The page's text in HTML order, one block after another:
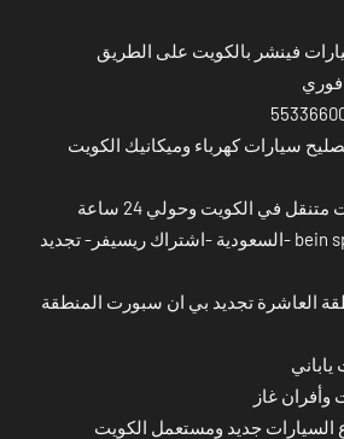
فينشر بالكويت على الطريق
فوري
سيارات كهرباء وميكانيك الكويت
في الكويت وحولي 24 ساعة
بي ان سبورت - bein sport -السعودية -اشتراك ريسيفر- تجديد
العاشرة تجديد بي ان سبورت المنطقة
وأفران غاز
السيارات جديد ومستعمل الكويت